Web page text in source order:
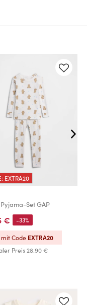
EXTRA20
Set GAP
€
Preis28.90 €
-33%
mit Code EXTRA20